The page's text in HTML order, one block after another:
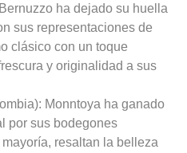
ha dejado su huella
sus representaciones de
clásico con un toque
y originalidad a sus
Monntoya ha ganado
por sus bodegones
resaltan la belleza